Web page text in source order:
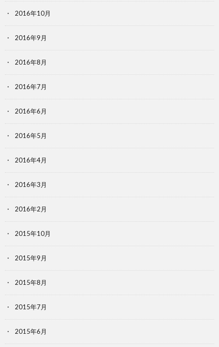
2016年10月
2016年9月
2016年8月
2016年7月
2016年6月
2016年5月
2016年4月
2016年3月
2016年2月
2015年10月
2015年9月
2015年8月
2015年7月
2015年6月